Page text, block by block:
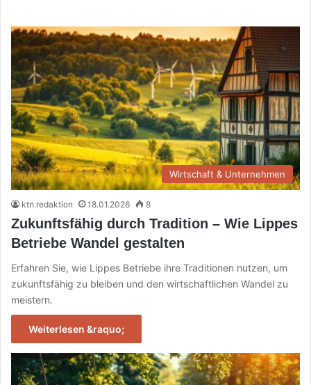
Wirtschaft & Unternehmen
ktn.redaktion 18.01.2026 8
Zukunftsfähig durch Tradition – Wie Lippes
Betriebe Wandel gestalten
Erfahren Sie, wie Lippes Betriebe ihre Traditionen nutzen, um
zukunftsfähig zu bleiben und den wirtschaftlichen Wandel zu
meistern.
Weiterlesen &raquo;